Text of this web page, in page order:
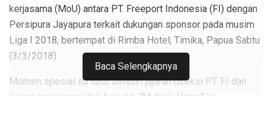
kerjasama (MoU) antara PT. Freeport Indonesia (FI) dengan
Persipura Jayapura terkait dukungan sponsor pada musim
Liga I 2018, bertempat di Rimba Hotel, Timika, Papua Sabtu
(3/3/2018).
Momen spesial itu turut dihadiri jajaran direksi PT. FI dan
jajaran manajemen tim berjuluk “Mutiara Hitam” ini.
Baca Selengkapnya